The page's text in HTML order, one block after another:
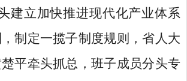
建立加快推进现代化产业体系
制定一揽子制度规则，省人大
平牵头抓总，班子成员分头专